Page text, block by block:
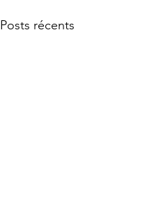
Posts récents